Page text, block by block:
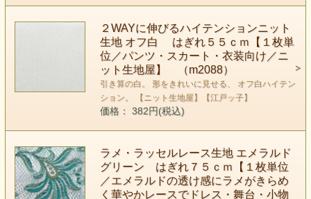
２WAYに伸びるハイテンションニット
生地 オフ白 はぎれ５５ｃｍ【１枚単
位／パンツ・スカート・衣装向け／ニ
ット生地屋】 （m2088）
引き算の白。 形をきれいに見せる、 オフ白ハイテン
ション。 【ニット生地屋】【江戸ッ子】
価格： 382円(税込)
ラメ・ラッセルレース生地 エメラルド
グリーン はぎれ７５ｃｍ【１枚単位
／エメラルドの透け感にラメがきらめ
く華やかレースでドレス・舞台・小物